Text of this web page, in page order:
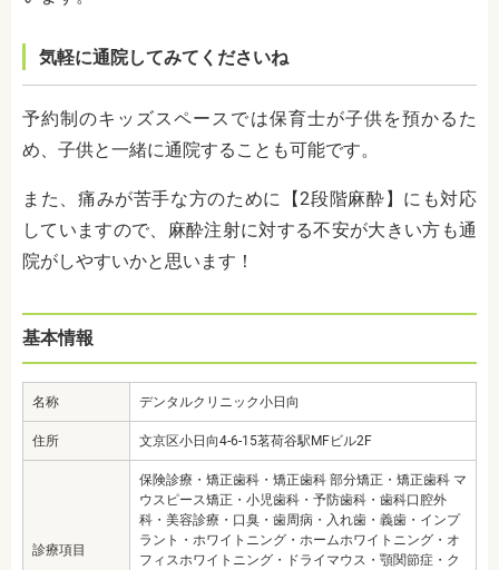
気軽に通院してみてくださいね
予約制のキッズスペースでは保育士が子供を預かるた
め、子供と一緒に通院することも可能です。
また、痛みが苦手な方のために【2段階麻酔】にも対応
していますので、麻酔注射に対する不安が大きい方も通
院がしやすいかと思います！
基本情報
名称 デンタルクリニック小日向
住所 文京区小日向4-6-15茗荷谷駅MFビル2F
診療項目
保険診療・矯正歯科・矯正歯科 部分矯正・矯正歯科 マ
ウスピース矯正・小児歯科・予防歯科・歯科口腔外
科・美容診療・口臭・歯周病・入れ歯・義歯・インプ
ラント・ホワイトニング・ホームホワイトニング・オ
フィスホワイトニング・ドライマウス・顎関節症・ク